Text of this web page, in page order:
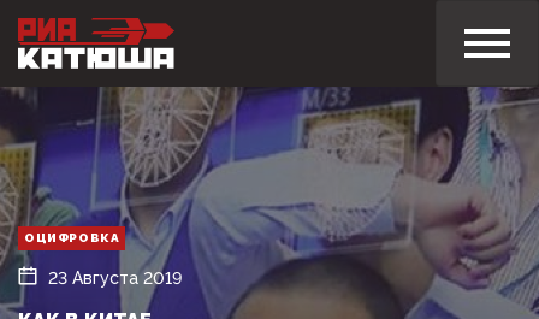
ОЦИФРОВКА
23 Августа 2019